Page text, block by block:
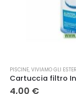
PISCINE, VIVIAMO GLI
4,00 €